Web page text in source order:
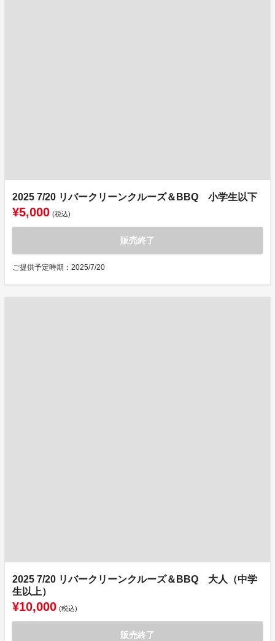
2025 7/20 リバークリーンクルーズ＆BBQ 小学生以下
¥5,000 (税込)
販売終了
ご提供予定時期：2025/7/20
2025 7/20 リバークリーンクルーズ＆BBQ 大人（中学
生以上）
¥10,000 (税込)
販売終了